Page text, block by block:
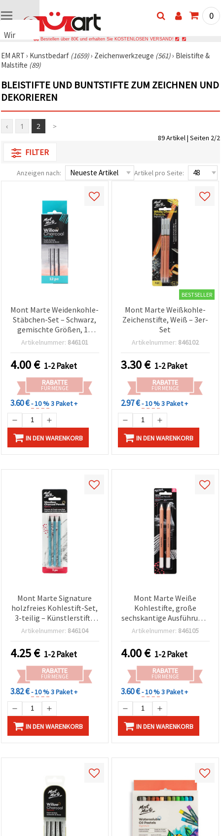
Wir
Cookies
🍪 Wir
Cookies
und
ähnliche
Technologien,
um das
ordnungsgemäße
Funktionieren
sicherzustellen,
verbessern
Partner für
Analyse
und
Marketing.
Sie können
akzeptieren,
oder Ihre
Auswahl in
den
Einstellungen
individuell
festlegen.
Ihre
Einwilligung
jederzeit
oder
Datenschutzerklärung
akzeptieren
Einstellungen
0
Bestellen über 80€ und erhalten Sie KOSTENLOSEN VERSAND!
EM ART › Kunstbedarf (1659)› Zeichenwerkzeuge (561)› Bleistifte &
Malstifte (89)
BLEISTIFTE UND BUNTSTIFTE ZUM ZEICHNEN UND
DEKORIEREN
‹ 1 2 >
89 Artikel | Seiten 2/2
FILTER
Anzeigen nach: Artikel pro Seite:
Mont Marte Weidenkohle-
Stäbchen-Set – Schwarz,
gemischte Größen, 12
Stück – zum Zeichnen &
Anfänger
Artikelnummer: 846101
4.00€ 1-2 Paket
RABATTE
FÜR MENGE
3.60 €- 10 %3 Paket +
IN DEN WARENKORB
BESTSELLER
Mont Marte Weißkohle-
Zeichenstifte, Weiß – 3er-
Set
Artikelnummer: 846102
3.30€ 1-2 Paket
RABATTE
FÜR MENGE
2.97 €- 10 %3 Paket +
IN DEN WARENKORB
Mont Marte Signature
holzfreies Kohlestift-Set,
3-teilig – Künstlerstifte
zum Zeichnen &
Artikelnummer: 846104
4.25€ 1-2 Paket
RABATTE
FÜR MENGE
3.82 €- 10 %3 Paket +
IN DEN WARENKORB
Mont Marte Weiße
Kohlestifte, große
sechskantige Ausführung,
2er-Set
Artikelnummer: 846105
4.00€ 1-2 Paket
RABATTE
FÜR MENGE
3.60 €- 10 %3 Paket +
IN DEN WARENKORB